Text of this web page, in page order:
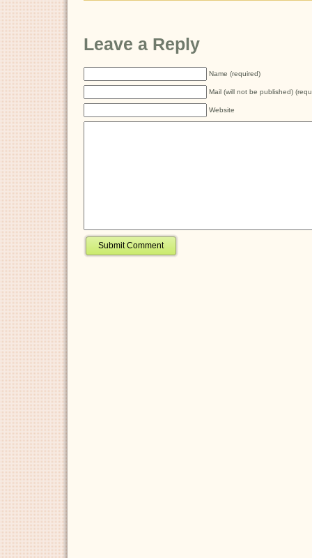
Leave a Reply
Name (required)
Mail (will not be published)
Website